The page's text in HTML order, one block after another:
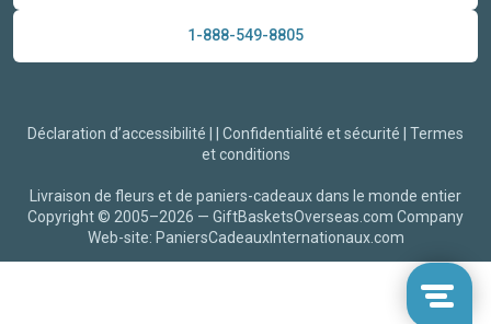
1-888-549-8805
Déclaration d’accessibilité | | Confidentialité et sécurité | Termes
et conditions
Livraison de fleurs et de paniers-cadeaux dans le monde entier
Copyright © 2005–2026 — GiftBasketsOverseas.com Company
Web-site: PaniersCadeauxInternationaux.com